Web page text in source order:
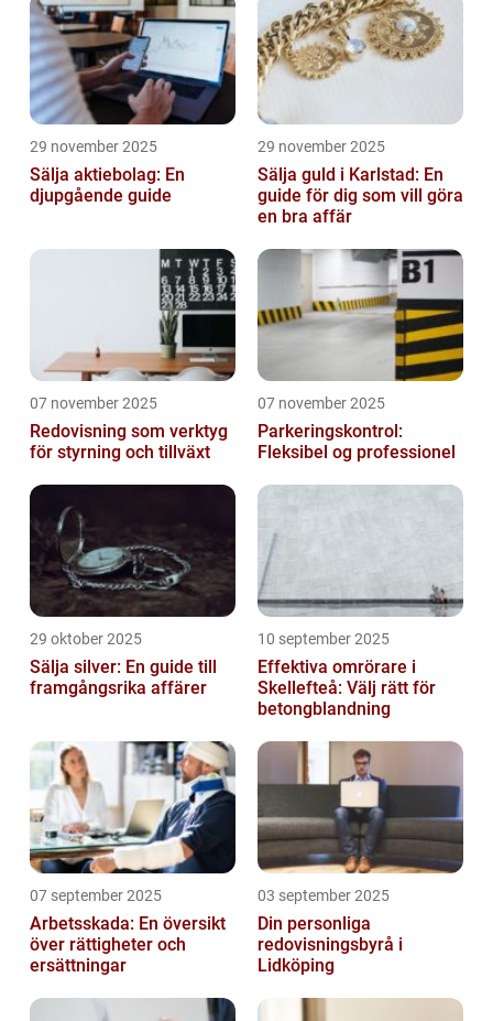
29 november 2025
Sälja aktiebolag: En
djupgående guide
29 november 2025
Sälja guld i Karlstad: En
guide för dig som vill göra
en bra affär
07 november 2025
Redovisning som verktyg
för styrning och tillväxt
07 november 2025
Parkeringskontrol:
Fleksibel og professionel
29 oktober 2025
Sälja silver: En guide till
framgångsrika affärer
10 september 2025
Effektiva omrörare i
Skellefteå: Välj rätt för
betongblandning
07 september 2025
Arbetsskada: En översikt
över rättigheter och
ersättningar
03 september 2025
Din personliga
redovisningsbyrå i
Lidköping